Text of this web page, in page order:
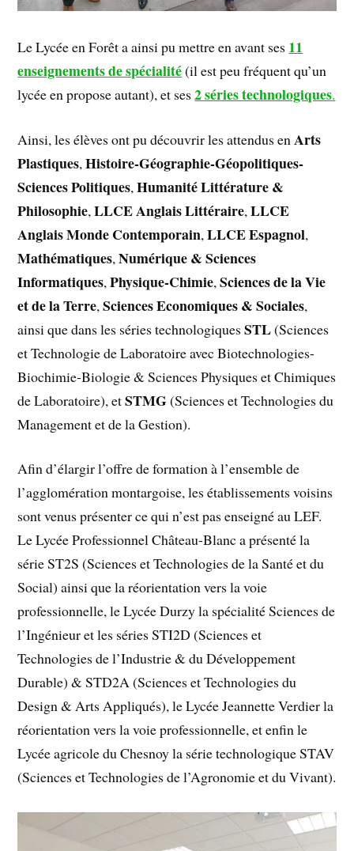
Le Lycée en Forêt a ainsi pu mettre en avant ses 11
enseignements de spécialité(il est peu fréquent qu’un
lycée en propose autant), et ses2 séries technologiques.
Ainsi, les élèves ont pu découvrir les attendus en Arts
Plastiques,Histoire-Géographie-Géopolitiques-
Sciences Politiques,Humanité Littérature &
Philosophie,LLCE Anglais Littéraire,LLCE
Anglais Monde Contemporain,LLCE Espagnol,
Mathématiques,Numérique & Sciences
Informatiques,Physique-Chimie,Sciences de la Vie
et de la Terre,Sciences Economiques & Sociales,
ainsi que dans les séries technologiquesSTL(Sciences
et Technologie de Laboratoire avec Biotechnologies-
Biochimie-Biologie & Sciences Physiques et Chimiques
de Laboratoire), etSTMG(Sciences et Technologies du
Management et de la Gestion).
Afin d’élargir l’offre de formation à l’ensemble de
l’agglomération montargoise, les établissements voisins
sont venus présenter ce qui n’est pas enseigné au LEF.
Le Lycée Professionnel Château-Blanc a présenté la
série ST2S (Sciences et Technologies de la Santé et du
Social) ainsi que la réorientation vers la voie
professionnelle, le Lycée Durzy la spécialité Sciences de
l’Ingénieur et les séries STI2D (Sciences et
Technologies de l’Industrie & du Développement
Durable) & STD2A (Sciences et Technologies du
Design & Arts Appliqués), le Lycée Jeannette Verdier la
réorientation vers la voie professionnelle, et enfin le
Lycée agricole du Chesnoy la série technologique STAV
(Sciences et Technologies de l’Agronomie et du Vivant).